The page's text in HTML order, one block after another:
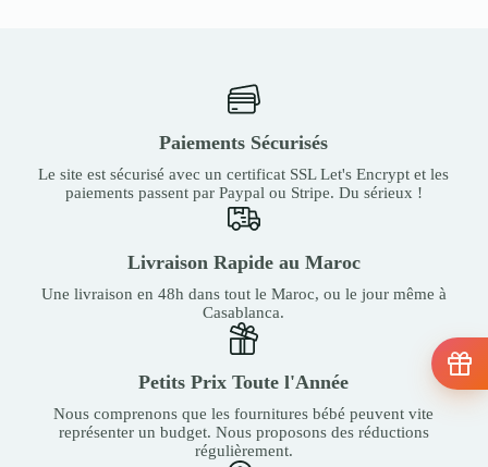
Paiements Sécurisés
Le site est sécurisé avec un certificat SSL Let's Encrypt et les
paiements passent par Paypal ou Stripe. Du sérieux !
Livraison Rapide au Maroc
Une livraison en 48h dans tout le Maroc, ou le jour même à
Casablanca.
Petits Prix Toute l'Année
Nous comprenons que les fournitures bébé peuvent vite
représenter un budget. Nous proposons des réductions
régulièrement.